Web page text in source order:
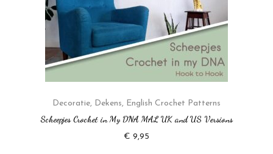
Decoratie, Dekens, English Crochet Patterns
Scheepjes Crochet in My DNA MAL UK and US Versions
€ 9,95